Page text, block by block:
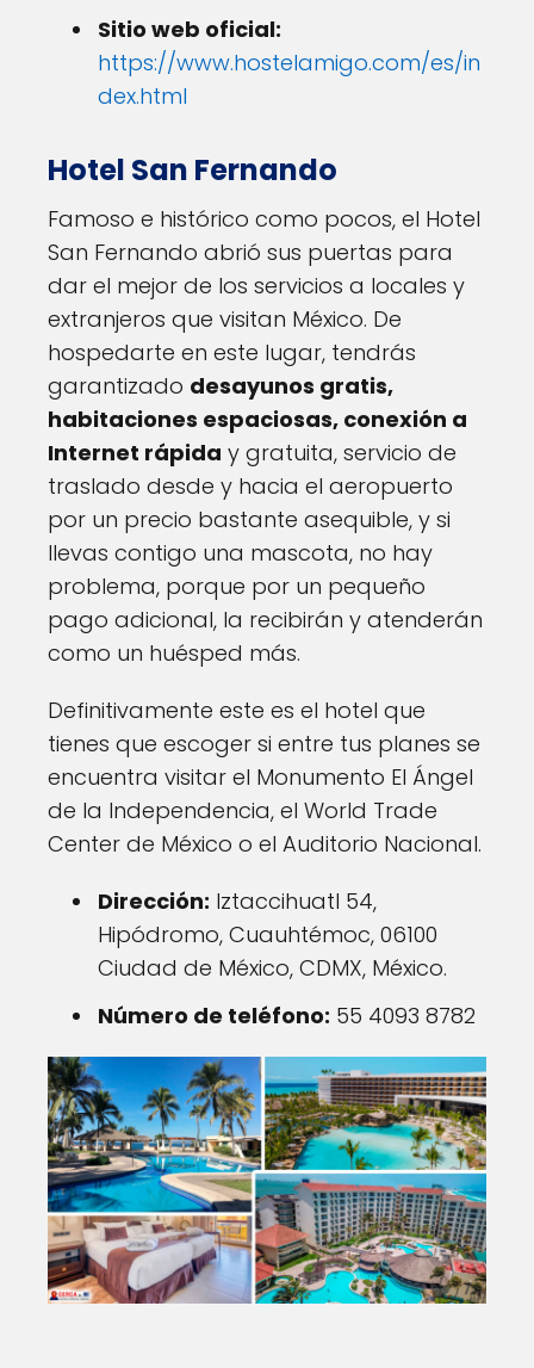
Sitio web oficial:
https://www.hostelamigo.com/es/in
dex.html
Hotel San Fernando
Famoso e histórico como pocos, el Hotel
San Fernando abrió sus puertas para
dar el mejor de los servicios a locales y
extranjeros que visitan México. De
hospedarte en este lugar, tendrás
garantizado desayunos gratis,
habitaciones espaciosas, conexión a
Internet rápida y gratuita, servicio de
traslado desde y hacia el aeropuerto
por un precio bastante asequible, y si
llevas contigo una mascota, no hay
problema, porque por un pequeño
pago adicional, la recibirán y atenderán
como un huésped más.
Definitivamente este es el hotel que
tienes que escoger si entre tus planes se
encuentra visitar el Monumento El Ángel
de la Independencia, el World Trade
Center de México o el Auditorio Nacional.
Dirección: Iztaccihuatl 54,
Hipódromo, Cuauhtémoc, 06100
Ciudad de México, CDMX, México.
Número de teléfono: 55 4093 8782